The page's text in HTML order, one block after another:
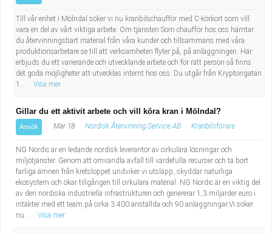
Bibliotekarie
Administrativ assistent
Lärare i gymnasiet
Till vår enhet i Mölndal söker vi nu kranbilschaufför med C-körkort som vill
vara en del av vårt viktiga arbete. Om tjänsten Som chaufför hos oss hämtar
du återvinningsbart material från våra kunder och tillsammans med våra
produktionsarbetare se till att verksamheten flyter på, på anläggningen. Här
erbjuds du ett varierande och utvecklande arbete och för rätt person så finns
det goda möjligheter att utvecklas internt hos oss. Du utgår från Kryptongatan
1...
Visa mer
Gillar du ett aktivit arbete och vill köra kran i Mölndal?
Ansök Mar 18 Nordisk Återvinning Service AB Kranbilsförare
NG Nordic är en ledande nordisk leverantör av cirkulära lösningar och
miljötjänster. Genom att omvandla avfall till värdefulla resurser och ta bort
farliga ämnen från kretsloppet undviker vi utsläpp, skyddar naturliga
ekosystem och ökar tillgången till cirkulära material. NG Nordic är en viktig del
av den nordiska industriella infrastrukturen och genererar 1,3 miljarder euro i
intäkter med ett team på cirka 3 400 anställda och 90 anläggningar.Vi söker
nu...
Visa mer